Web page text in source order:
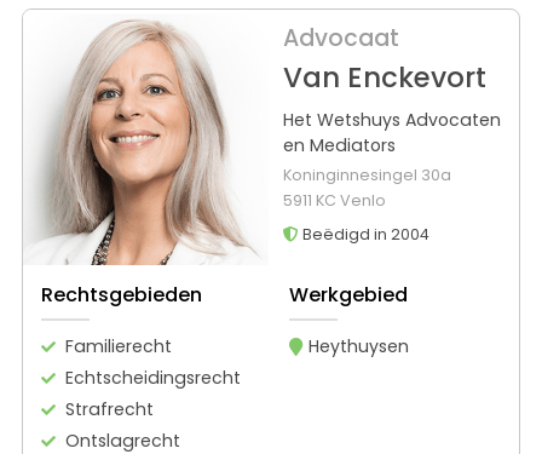
Advocaat
Van Enckevort
Het Wetshuys Advocaten
en Mediators
Koninginnesingel 30a
5911 KC Venlo
Beëdigd in 2004
Rechtsgebieden
Familierecht
Echtscheidingsrecht
Strafrecht
Ontslagrecht
Werkgebied
Heythuysen